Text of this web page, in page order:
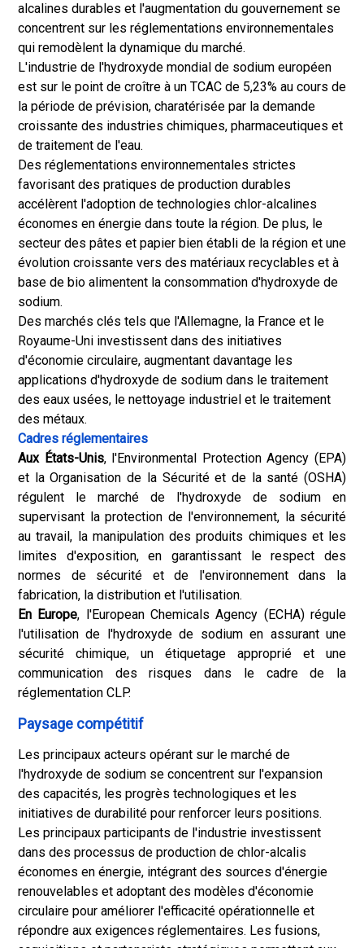
alcalines durables et l'augmentation du gouvernement se
concentrent sur les réglementations environnementales
qui remodèlent la dynamique du marché.
L'industrie de l'hydroxyde mondial de sodium européen
est sur le point de croître à un TCAC de 5,23% au cours de
la période de prévision, charatérisée par la demande
croissante des industries chimiques, pharmaceutiques et
de traitement de l'eau.
Des réglementations environnementales strictes
favorisant des pratiques de production durables
accélèrent l'adoption de technologies chlor-alcalines
économes en énergie dans toute la région. De plus, le
secteur des pâtes et papier bien établi de la région et une
évolution croissante vers des matériaux recyclables et à
base de bio alimentent la consommation d'hydroxyde de
sodium.
Des marchés clés tels que l'Allemagne, la France et le
Royaume-Uni investissent dans des initiatives
d'économie circulaire, augmentant davantage les
applications d'hydroxyde de sodium dans le traitement
des eaux usées, le nettoyage industriel et le traitement
des métaux.
Cadres réglementaires
Aux États-Unis, l'Environmental Protection Agency (EPA)
et la Organisation de la Sécurité et de la santé (OSHA)
régulent le marché de l'hydroxyde de sodium en
supervisant la protection de l'environnement, la sécurité
au travail, la manipulation des produits chimiques et les
limites d'exposition, en garantissant le respect des
normes de sécurité et de l'environnement dans la
fabrication, la distribution et l'utilisation.
En Europe, l'European Chemicals Agency (ECHA) régule
l'utilisation de l'hydroxyde de sodium en assurant une
sécurité chimique, un étiquetage approprié et une
communication des risques dans le cadre de la
réglementation CLP.
Paysage compétitif
Les principaux acteurs opérant sur le marché de
l'hydroxyde de sodium se concentrent sur l'expansion
des capacités, les progrès technologiques et les
initiatives de durabilité pour renforcer leurs positions.
Les principaux participants de l'industrie investissent
dans des processus de production de chlor-alcalis
économes en énergie, intégrant des sources d'énergie
renouvelables et adoptant des modèles d'économie
circulaire pour améliorer l'efficacité opérationnelle et
répondre aux exigences réglementaires. Les fusions,